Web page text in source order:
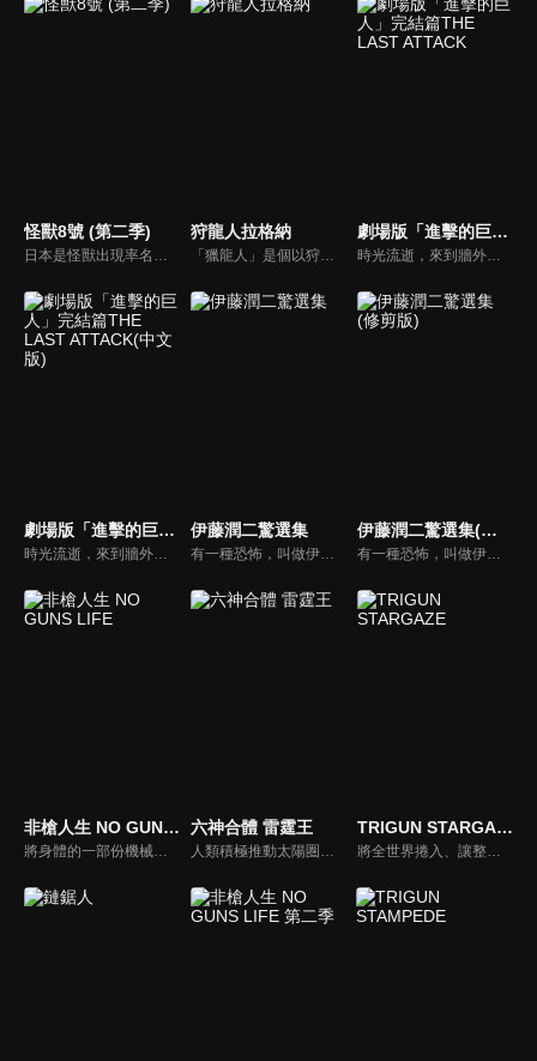
怪獸8號 (第二季)
日本是怪獸出現率名列前茅的「怪獸強國」。日比野卡夫卡，32歲，任職怪獸清潔公司，做著怪物屍體清潔工的工作。他在小時候與兒時好友亞白米娜約定「一起消滅所有怪獸」，但米娜已經成為日本防衞隊第3部隊的隊長，反觀自己已經放棄加入防衞隊的夢想，過著平庸的生活。這時卡夫卡的公司來了個新人——市川雷諾，他們遇到怪獸襲擊，當卡夫卡在醫院養傷時被一隻神秘的生物侵蝕，將他的身體變成了一隻怪獸，其後被命名為「怪獸8號」。
狩龍人拉格納
「獵龍人」是個以狩獵龍族換取報酬的職業。技術拙劣的獵龍人少年・拉格納與討伐龍族數無人能及的天才少女・蕾歐妮卡搭檔，每天致力於狩獵。拉格納只有一個心願──「就算無法變強也無所謂，希望能永遠待在蕾歐身邊。」然而他的想法，卻因為擁有前所未見之強大力量的「上位龍」的襲擊而化為泡影。
劇場版「進擊的巨人」完結篇THE LAST ATTACK
時光流逝，來到牆外世界的艾連選擇與調查軍團的伙伴們分道揚鑣，執行一個驚世駭俗的恐怖計畫。率領無數巨人將這個世界上所有能稱之為生命的生命盡數蹂躪的「地鳴」。以米卡莎和阿爾敏為首的倖存者們，為了阻止意圖毀滅世界的艾倫，挺身挑戰最後的戰役。
劇場版「進擊的巨人」完結篇THE LAST ATTACK(中文版) 伊藤潤二驚選集
有一種恐怖，叫做伊藤潤二。改編於《伊藤潤二傑作集》及《魔之碎片》，從這次所公開的主視覺圖中可以看到有「時裝模特兒」的淵、「押切怪談」的押切徹、「富江」系列的富江、「雙一」系列的雙一、「至死不渝的愛」的十字路口的美少年、「蛞蝓少女」的夕子等，全都是足以代表伊藤作品的角色們。
伊藤潤二驚選集(修剪版)
有一種恐怖，叫做伊藤潤二。改編於《伊藤潤二傑作集》及《魔之碎片》，從這次所公開的主視覺圖中可以看到有「時裝模特兒」的淵、「押切怪談」的押切徹、「富江」系列的富江、「雙一」系列的雙一、「至死不渝的愛」的十字路口的美少年、「蛞蝓少女」的夕子等，全都是足以代表伊藤作品的角色們。
非槍人生 NO GUNS LIFE
將身體的一部份機械化並擴張機能的人類「擴張者」，他們與一般的人類共存於社會，處理「擴張者」引起問題的則是「處理屋」，乾十三便以此為生。某日，被視為綁架犯而受到警備局追捕的男子，委託十三保護他所綁架的一名少年，為了完成委託，十三將與貝琉連公司成為敵對關係。
六神合體 雷霆王
人類積極推動太陽圏開發計畫，卻遭到企圖征服地球的吉森星皇帝祖魯的阻撓。肩負守護地球重任的地球防衛軍成員明神武，因吉森星的入侵而得知自己的身世——他竟是17年前被送來地球的吉森星人。明神武將蓋亞等六台機器人合體，化身無敵的「雷霆王」，迎戰來自吉森星的侵略者。
TRIGUN STARGAZE
將全世界捲入、讓整座城市徹底化為廢墟的「Lost July」慘劇之後，已過去兩年半。不殺的威席·史坦畢特，與誓言殺光人類的密利歐・奈布茲最終一戰即將展開。